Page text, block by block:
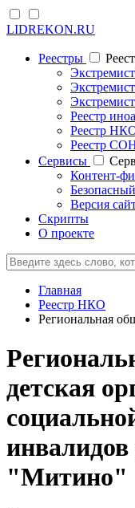
LIDREKON.RU
Реестры
Реестр
Реестр
Реестр
Cервисы
Контент-
Версия
Скрипты
О проекте
Главная
Реестр НКО
Региональная
детская
инвалидов
"Митино"